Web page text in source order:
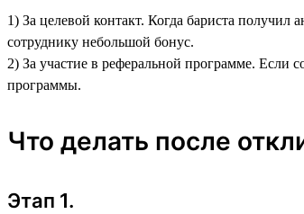
1) За целевой контакт. Когда бариста получил
сотруднику небольшой бонус.
2) За участие в реферальной программе. Если
программы.
Что делать после
Этап 1.